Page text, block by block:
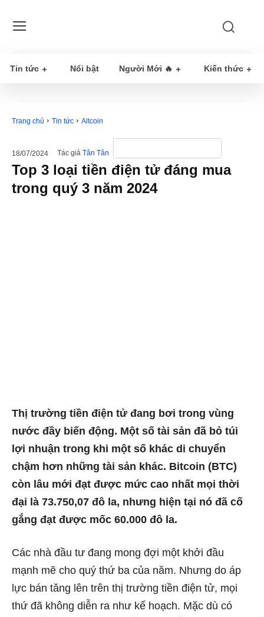
Tin tức Nổi bật Người Mới 🔥 Kiến thức
Trang chủ Tin tức Altcoin
18/07/2024 Tác giả Tân Tân
Top 3 loại tiền điện tử đáng mua
trong quý 3 năm 2024
Thị trường tiền điện tử đang bơi trong vùng
nước đầy biến động. Một số tài sản đã bỏ túi
lợi nhuận trong khi một số khác di chuyển
chậm hơn những tài sản khác. Bitcoin (BTC)
còn lâu mới đạt được mức cao nhất mọi thời
đại là 73.750,07 đô la, nhưng hiện tại nó đã cố
gắng đạt được mốc 60.000 đô la.
Các nhà đầu tư đang mong đợi một khởi đầu
mạnh mẽ cho quý thứ ba của năm. Nhưng do áp
lực bán tăng lên trên thị trường tiền điện tử, mọi
thứ đã không diễn ra như kế hoạch. Mặc dù có